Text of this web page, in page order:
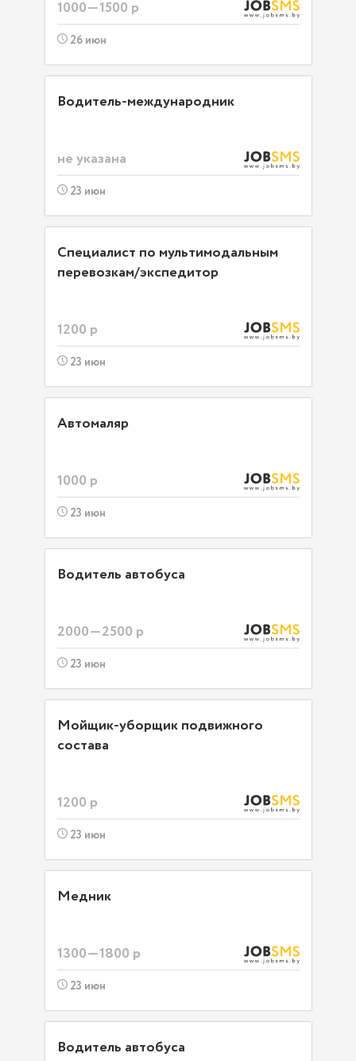
1000—1500 р
26 июн
Водитель-международник
не указана
23 июн
Специалист по мультимодальным
перевозкам/экспедитор
1200 р
23 июн
Автомаляр
1000 р
23 июн
Водитель автобуса
2000—2500 р
23 июн
Мойщик-уборщик подвижного
состава
1200 р
23 июн
Медник
1300—1800 р
23 июн
Водитель автобуса